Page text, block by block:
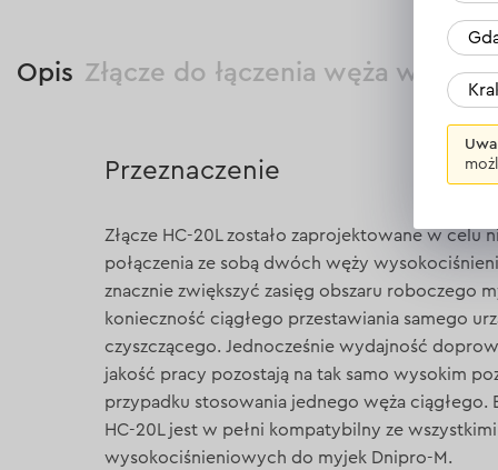
Opis Złącze do łączenia węża
Przeznaczenie
Złącze HC-20L zostało zaprojektowane w celu
połączenia ze sobą dwóch węży
znacznie zwiększyć zasięg obszaru roboczego
konieczność ciągłego przestawiania samego
czyszczącego. Jednocześnie wydajność
jakość pracy pozostają na tak samo wysokim
przypadku stosowania jednego węża ciągłego.
HC-20L jest w pełni kompatybilny ze
wysokociśnieniowych do myjek Dnipro-M.